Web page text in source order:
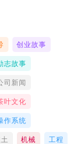
创业故事
志故事
司新闻
叶文化
作系统
机械 工程